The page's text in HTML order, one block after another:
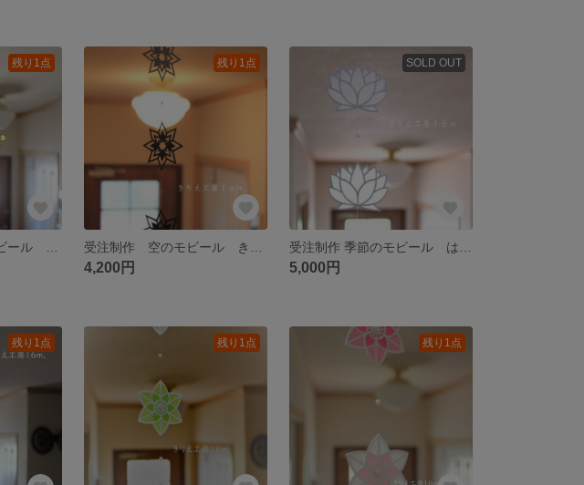
残り1点 残り1点
4,200円
SOLD OUT
5,000円
残り1点 残り1点 残り1点